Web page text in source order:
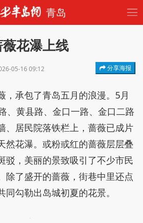
青岛
花瀑上线
05-16 09:12 分享海报
，承包了青岛五月的浪漫。5月
、黄县路、金口一路、金口二路
、居民院落铁栏上，蔷薇已成片
然花瀑。或粉或红的蔷薇层层叠
驳，美丽的景致吸引了不少市民
除了盛开的蔷薇，街巷中里还点
勾勒出岛城初夏的花景。